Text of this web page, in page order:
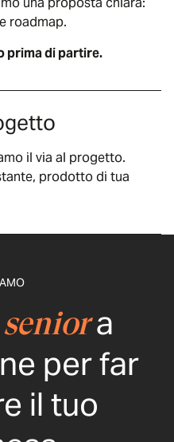
roadmap.
prima di partire.
il via al progetto.
prodotto di tua
a
per far
il tuo